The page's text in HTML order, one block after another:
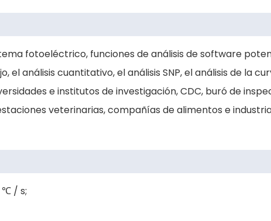
fotoeléctrico, funciones de análisis de software
análisis cuantitativo, el análisis SNP, el análisis de la
e institutos de investigación, CDC, buró de
veterinarias, compañías de alimentos e
℃ / s;